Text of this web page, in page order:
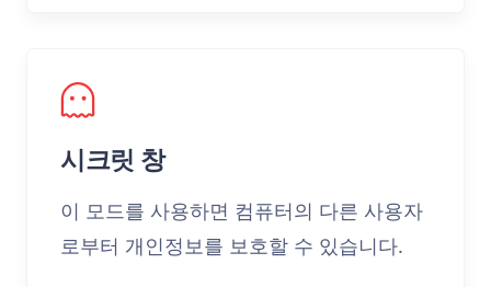
시크릿 창
이 모드를 사용하면 컴퓨터의 다른 사용자
로부터 개인정보를 보호할 수 있습니다.